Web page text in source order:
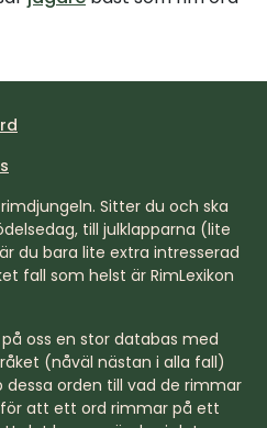
Sitter du och ska
till julklapparna (lite
du bara lite extra intresserad
fall som helst är RimLexikon
oss en stor databas med
(nåväl nästan i alla fall)
orden till vad de rimmar
att ett ord rimmar på ett